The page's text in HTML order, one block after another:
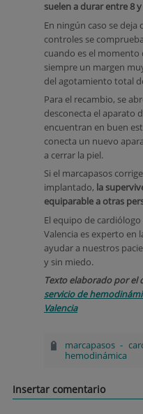
suelen a durar entre 8
En ningún caso se deja
controles se
cuando es el momento
siempre un margen
del agotamiento total
Para el recambio, se
desconecta el aparato
encuentran en buen
conecta un nuevo
a cerrar la piel.
Si el marcapasos
implantado, la
equiparable a otras
El equipo de
Valencia es experto en
ayudar a nuestros
y sin miedo.
Texto elaborado por el
servicio de
Valencia
marcapasos -
hemodinámica
Insertar comentario